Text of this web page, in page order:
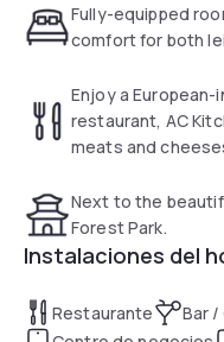
Fully-equipped
comfort for both
Enjoy a
restaurant, AC
meats and
Next to the
Forest Park.
Instalaciones del
Restaurante
Bar /